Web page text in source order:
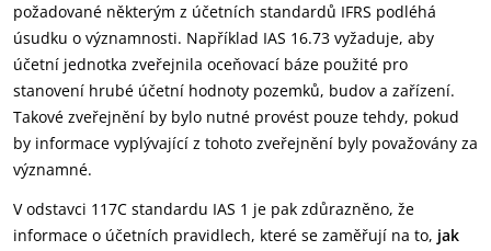
požadované některým z účetních standardů IFRS podléhá
úsudku o významnosti. Například IAS 16.73 vyžaduje, aby
účetní jednotka zveřejnila oceňovací báze použité pro
stanovení hrubé účetní hodnoty pozemků, budov a zařízení.
Takové zveřejnění by bylo nutné provést pouze tehdy, pokud
by informace vyplývající z tohoto zveřejnění byly považovány za
významné.
V odstavci 117C standardu IAS 1 je pak zdůrazněno, že
informace o účetních pravidlech, které se zaměřují na to, jak